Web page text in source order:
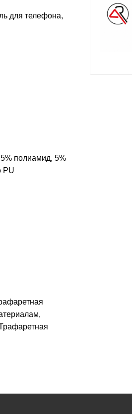
для телефона,
полиамид, 5%
PU